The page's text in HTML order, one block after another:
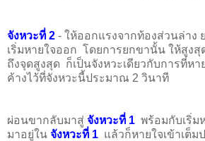
จังหวะที่ 2 - ให้ออกแรงจากท้องส่วนล่าง
เริ่มหายใจออก โดยการยกขานั้น ให้สูงสุ
ถึงจุดสูงสุด ก็เป็นจังหวะเดียวกับการที่ห
ค้างไว้ที่จังหวะนี้ประมาณ 2 วินาที
ผ่อนขากลับมาสู่ จังหวะที่ 1 พร้อมกับเริ่ม
มาอยู่ใน จังหวะที่ 1 แล้วก็หายใจเข้าเต็